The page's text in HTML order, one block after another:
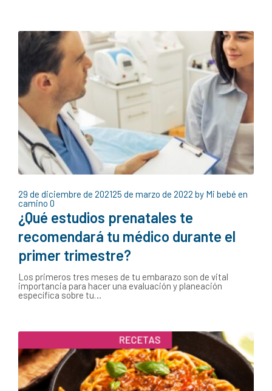
29 de diciembre de 202125 de marzo de 2022 by Mi bebé en
camino 0
¿Qué estudios prenatales te
recomendará tu médico durante el
primer trimestre?
Los primeros tres meses de tu embarazo son de vital
importancia para hacer una evaluación y planeación
específica sobre tu…